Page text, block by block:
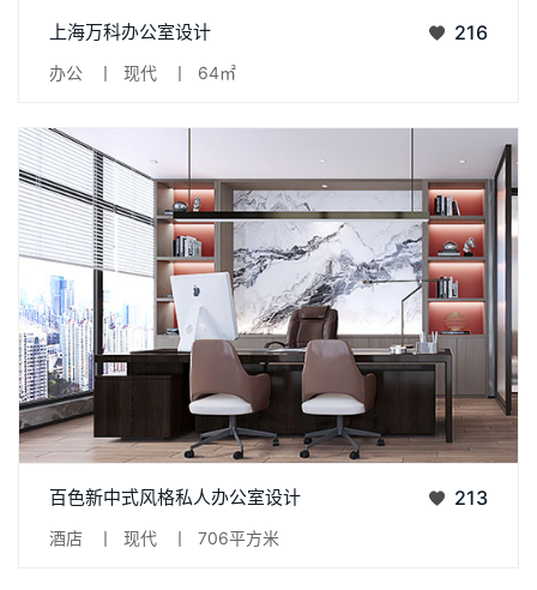
自成一道风景。办公空间敞亮，舒适且放松。融合轻巧的桌椅
上海万科办公室设计 216
办公 丨 现代 丨 64㎡
年份 | September 2021 位置 | 广西 &middot; 百色
百色新中式风格私人办公室设计 213
酒店 丨 现代 丨 706平方米